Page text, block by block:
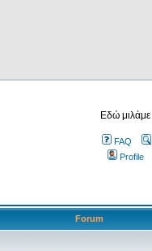
Εδώ
FAQ
Profile
Forum